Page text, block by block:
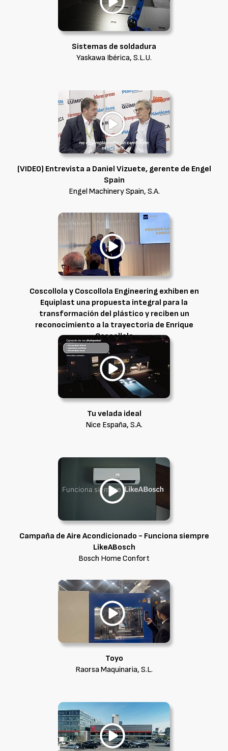
Sistemas de soldadura
Yaskawa Ibérica, S.L.U.
(VIDEO) Entrevista a Daniel Vizuete, gerente de Engel
Spain
Engel Machinery Spain, S.A.
Coscollola y Coscollola Engineering exhiben en
Equiplast una propuesta integral para la
transformación del plástico y reciben un
reconocimiento a la trayectoria de Enrique
Coscollola
Coscollola Cial, S.L.
Tu velada ideal
Nice España, S.A.
Campaña de Aire Acondicionado - Funciona siempre
LikeABosch
Bosch Home Confort
Toyo
Raorsa Maquinaria, S.L.